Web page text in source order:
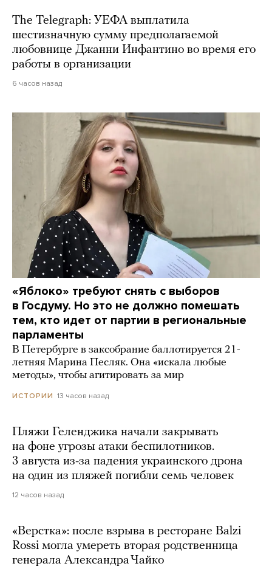
The Telegraph: УЕФА выплатила
шестизначную сумму предполагаемой
любовнице Джанни Инфантино во время его
работы в организации
6 часов назад
«Яблоко» требуют снять с выборов
в Госдуму. Но это не должно помешать
тем, кто идет от партии в региональные
парламенты
В Петербурге в заксобрание баллотируется 21-
летняя Марина Песляк. Она «искала любые
методы», чтобы агитировать за мир
ИСТОРИИ 13 часов назад
Пляжи Геленджика начали закрывать
на фоне угрозы атаки беспилотников.
3 августа из-за падения украинского дрона
на один из пляжей погибли семь человек
12 часов назад
«Верстка»: после взрыва в ресторане Balzi
Rossi могла умереть вторая родственница
генерала Александра Чайко